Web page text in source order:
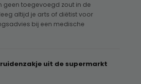
geen toegevoegd zout in de
altijd je arts of diëtist voor
bij een medische
uit de supermarkt